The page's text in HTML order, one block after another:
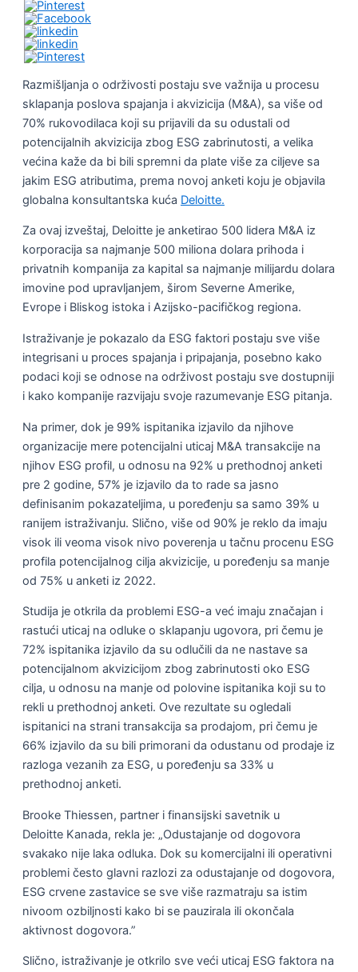
Razmišljanja o održivosti postaju sve važnija u procesu
sklapanja poslova spajanja i akvizicija (M&A), sa više od
70% rukovodilaca koji su prijavili da su odustali od
potencijalnih akvizicija zbog ESG zabrinutosti, a velika
većina kaže da bi bili spremni da plate više za ciljeve sa
jakim ESG atributima, prema novoj anketi koju je objavila
globalna konsultantska kuća Deloitte.
Za ovaj izveštaj, Deloitte je anketirao 500 lidera M&A iz
korporacija sa najmanje 500 miliona dolara prihoda i
privatnih kompanija za kapital sa najmanje milijardu dolara
imovine pod upravljanjem, širom Severne Amerike,
Evrope i Bliskog istoka i Azijsko-pacifičkog regiona.
Istraživanje je pokazalo da ESG faktori postaju sve više
integrisani u proces spajanja i pripajanja, posebno kako
podaci koji se odnose na održivost postaju sve dostupniji
i kako kompanije razvijaju svoje razumevanje ESG pitanja.
Na primer, dok je 99% ispitanika izjavilo da njihove
organizacije mere potencijalni uticaj M&A transakcije na
njihov ESG profil, u odnosu na 92% u prethodnoj anketi
pre 2 godine, 57% je izjavilo da to rade sa jasno
definisanim pokazateljima, u poređenju sa samo 39% u
ranijem istraživanju. Slično, više od 90% je reklo da imaju
visok ili veoma visok nivo poverenja u tačnu procenu ESG
profila potencijalnog cilja akvizicije, u poređenju sa manje
od 75% u anketi iz 2022.
Studija je otkrila da problemi ESG-a već imaju značajan i
rastući uticaj na odluke o sklapanju ugovora, pri čemu je
72% ispitanika izjavilo da su odlučili da ne nastave sa
potencijalnom akvizicijom zbog zabrinutosti oko ESG
cilja, u odnosu na manje od polovine ispitanika koji su to
rekli u prethodnoj anketi. Ove rezultate su ogledali
ispitanici na strani transakcija sa prodajom, pri čemu je
66% izjavilo da su bili primorani da odustanu od prodaje iz
razloga vezanih za ESG, u poređenju sa 33% u
prethodnoj anketi.
Brooke Thiessen, partner i finansijski savetnik u
Deloitte Kanada, rekla je: „Odustajanje od dogovora
svakako nije laka odluka. Dok su komercijalni ili operativni
problemi često glavni razlozi za odustajanje od dogovora,
ESG crvene zastavice se sve više razmatraju sa istim
nivoom ozbiljnosti kako bi se pauzirala ili okončala
aktivnost dogovora.”
Slično, istraživanje je otkrilo sve veći uticaj ESG faktora na